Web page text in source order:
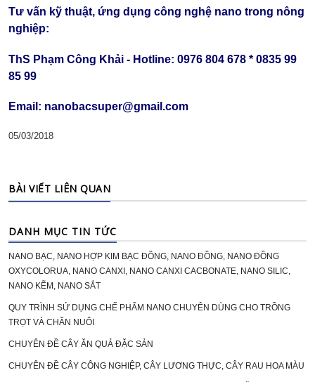
Tư vấn kỹ thuật, ứng dụng công nghệ nano trong nông
nghiệp:
ThS Phạm Công Khải - Hotline: 0976 804 678 * 0835 99
85 99
Email: nanobacsuper@gmail.com
05/03/2018
BÀI VIẾT LIÊN QUAN
DANH MỤC TIN TỨC
NANO BẠC, NANO HỢP KIM BẠC ĐỒNG, NANO ĐỒNG, NANO ĐỒNG
OXYCOLORUA, NANO CANXI, NANO CANXI CACBONATE, NANO SILIC,
NANO KẼM, NANO SẮT
QUY TRÌNH SỬ DỤNG CHẾ PHẨM NANO CHUYÊN DÙNG CHO TRỒNG
TRỌT VÀ CHĂN NUÔI
CHUYÊN ĐỀ CÂY ĂN QUẢ ĐẶC SẢN
CHUYÊN ĐỀ CÂY CÔNG NGHIỆP, CÂY LƯƠNG THỰC, CÂY RAU HOA MÀU